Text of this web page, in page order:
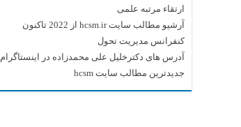
ارتقاء مرتبه علمی
آرشیو مطالب سایت hcsm.ir از 2022 تاکنون
کنفرانس مدیریت تحول
آدرس های دکترخلیل علی محمدزاده در اینستاگرام
جدیدترین مطالب سایت hcsm